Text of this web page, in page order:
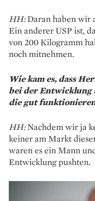
HH:Daran haben wir
Ein anderer USP ist,
von 200 Kilogramm
noch mitnehmen.
Wie kam es, dass
bei der Entwicklung
die gut
HH:Nachdem wir ja
keiner am Markt
waren es ein Mann
Entwicklung pushten.